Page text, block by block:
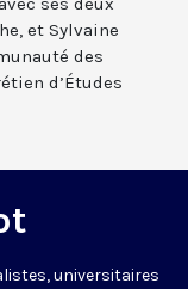
et Sylvaine
des
d’Études
universitaires